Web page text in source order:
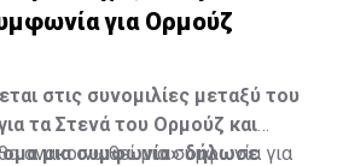
για Ορμούζ
στις συνομιλίες μεταξύ του
τα Στενά του Ορμούζ και
μια συμφωνία» δήλωσε
ανακοινωθεί μια συμφωνία για